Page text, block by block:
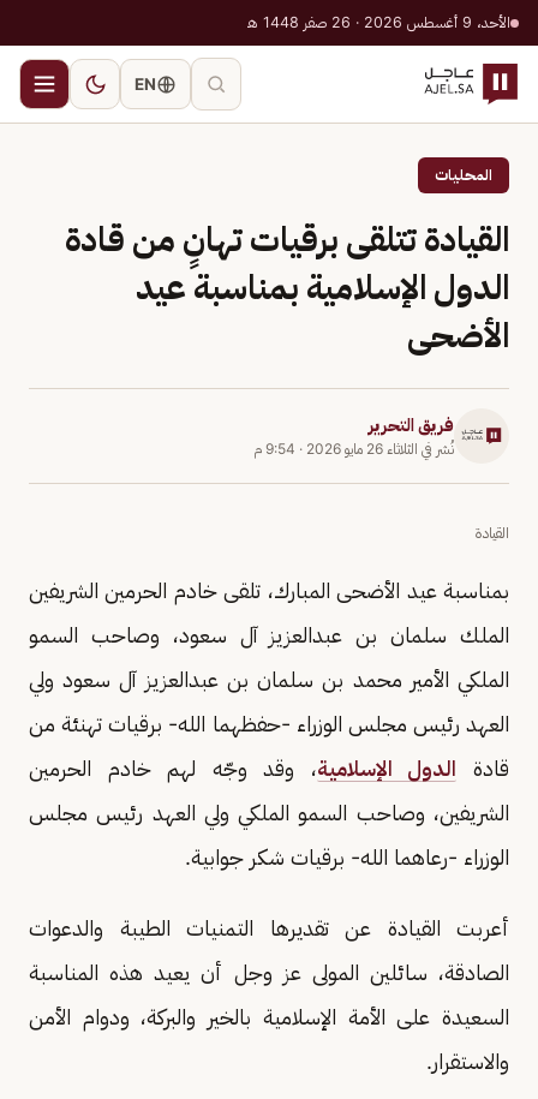
الأحد، 9 أغسطس 2026 · 26 صفر 1448 هـ
EN
المحليات
القيادة تتلقى برقيات تهانٍ من قادة
الدول الإسلامية بمناسبة عيد
الأضحى
فريق التحرير
نُشر في الثلاثاء 26 مايو 2026 · 9:54 م
القيادة
بمناسبة عيد الأضحى المبارك، تلقى خادم الحرمين الشريفين
الملك سلمان بن عبدالعزيز آل سعود، وصاحب السمو
الملكي الأمير محمد بن سلمان بن عبدالعزيز آل سعود ولي
العهد رئيس مجلس الوزراء -حفظهما الله- برقيات تهنئة من
قادة الدول الإسلامية، وقد وجّه لهم خادم الحرمين
الشريفين، وصاحب السمو الملكي ولي العهد رئيس مجلس
الوزراء -رعاهما الله- برقيات شكر جوابية.
أعربت القيادة عن تقديرها التمنيات الطيبة والدعوات
الصادقة، سائلين المولى عز وجل أن يعيد هذه المناسبة
السعيدة على الأمة الإسلامية بالخير والبركة، ودوام الأمن
والاستقرار.